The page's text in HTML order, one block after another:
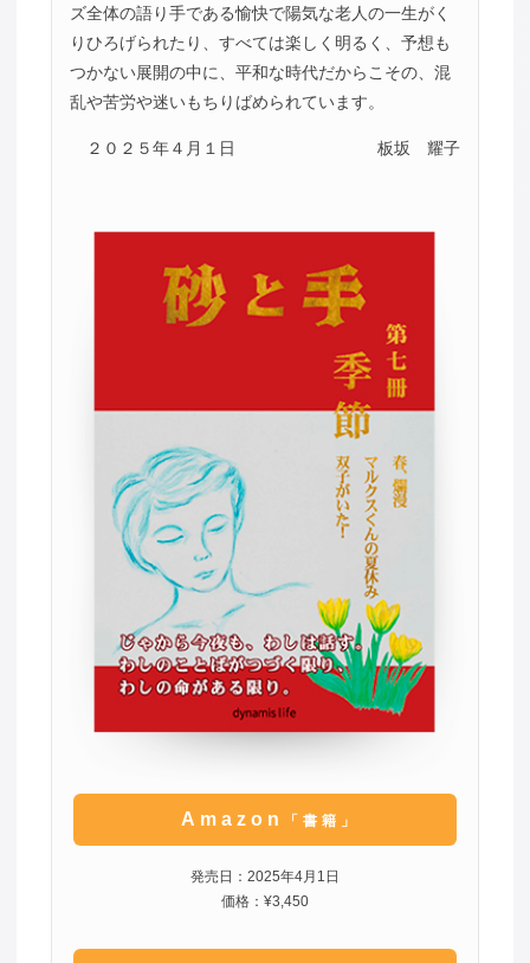
ズ全体の語り手である愉快で陽気な老人の一生がく
りひろげられたり、すべては楽しく明るく、予想も
つかない展開の中に、平和な時代だからこその、混
乱や苦労や迷いもちりばめられています。
２０２５年４月１日 板坂 耀子
Amazon 「書籍」
発売日：2025年4月1日
価格：¥3,450